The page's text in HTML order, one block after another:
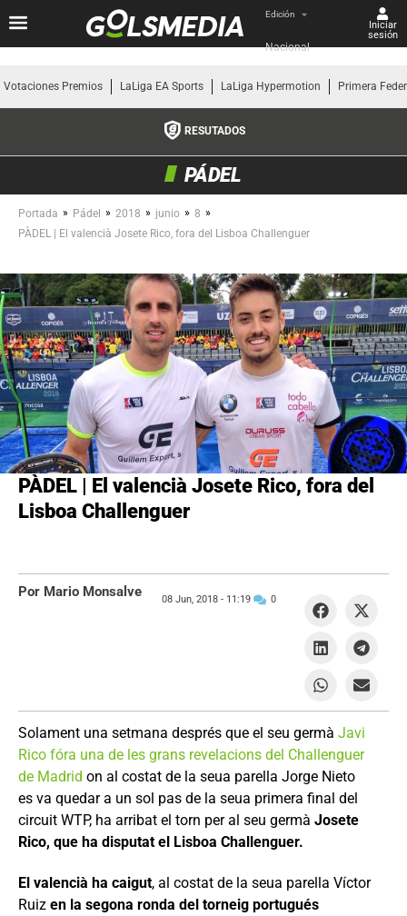
Edición
Nacional
Iniciar
sesión
Votaciones Premios LaLiga EA Sports LaLiga Hypermotion Primera
RESUTADOS
PÁDEL
Portada » Pádel » 2018 » junio » 8 »
PÀDEL | El valencià Josete Rico, fora del Lisboa Challenguer
PÀDEL | El valencià Josete Rico, fora del
Lisboa Challenguer
Solament una setmana després que el seu germà Javi
Rico fóra una de les grans revelacions del Challenguer
de Madrid on al costat de la seua parella Jorge Nieto
es va quedar a un sol pas de la seua primera final del
circuit WTP, ha arribat el torn per al seu germà Josete
Rico, que ha disputat el Lisboa Challenguer.
El valencià ha caigut, al costat de la seua parella Víctor
Ruiz en la segona ronda del torneig portugués
Por Mario Monsalve 08 Jun, 2018 - 11:19 0